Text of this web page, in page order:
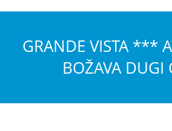
GRANDE VISTA ***
BOŽAVA DUGI